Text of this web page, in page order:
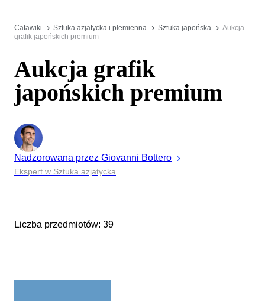
Catawiki Sztuka azjatycka i plemienna Sztuka japońska
Aukcja
grafik japońskich premium
Aukcja grafik
japońskich premium
Nadzorowana przez Giovanni Bottero
Ekspert w Sztuka azjatycka
Liczba przedmiotów: 39